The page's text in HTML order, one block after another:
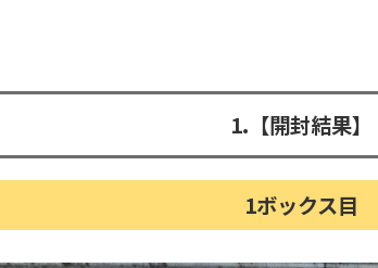
1. 【開封結果】
1ボックス目